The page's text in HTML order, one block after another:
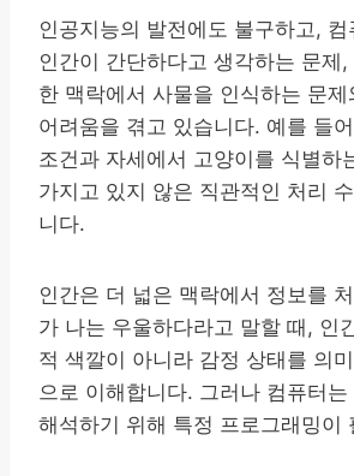
인공지능의 발전에도 불구하고, 컴
인간이 간단하다고 생각하는 문제
한 맥락에서 사물을 인식하는 문제
어려움을 겪고 있습니다. 예를 들
조건과 자세에서 고양이를 식별하
가지고 있지 않은 직관적인 처리
니다.
인간은 더 넓은 맥락에서 정보를
가 나는 우울하다라고 말할 때, 인
적 색깔이 아니라 감정 상태를 의
으로 이해합니다. 그러나 컴퓨터
해석하기 위해 특정 프로그래밍이